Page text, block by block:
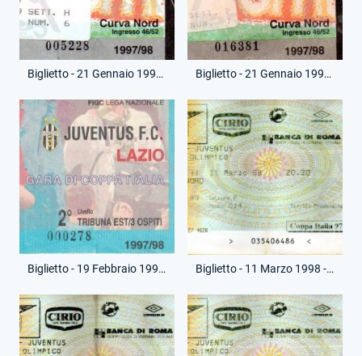
Biglietto - 21 Gennaio 1998 - Coppa Italia - Roma-Lazio Biglietto - 21 Gennaio 1998 - Coppa Italia - Roma-Lazio
Biglietto - 19 Febbraio 1998 - Coppa Italia - Juventus-Lazio Biglietto - 11 Marzo 1998 - Coppa Italia - Lazio-Juventus